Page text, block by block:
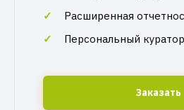
Расширенная
Персональный куратор
Заказать